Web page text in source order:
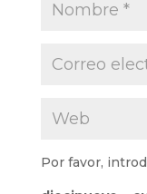
Por favor,